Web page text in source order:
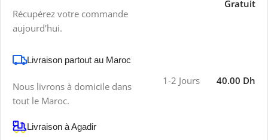
Récupérez votre commande
aujourd'hui.
Gratuit
Livraison partout au Maroc
Nous livrons à domicile dans
tout le Maroc.
1-2 Jours 40.00 Dh
Livraison à Agadir